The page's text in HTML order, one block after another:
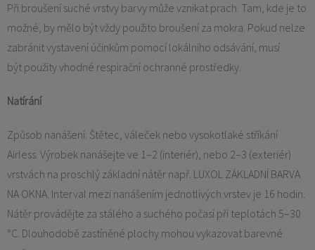
Při broušení suché vrstvy barvy může vznikat prach. Tam, kde je to
možné, by mělo být vždy použito broušení za mokra. Pokud nelze
zabránit vystavení účinkům pomocí lokálního odsávání, musí
být použity vhodné respirační ochranné prostředky.
Natírání
Způsob nanášení: Štětec, váleček nebo vysokotlaké stříkání
Airless. Výrobek nanášejte ve 1–2 (interiér), nebo 2–3 (exteriér)
vrstvách na proschlý základní nátěr např. LUXOL ZÁKLADNÍ BARVA
NA OKNA. Interval mezi nanášením jednotlivých vrstev je 16 hodin.
Nátěr provádějte za stálého a suchého počasí při teplotách 5–30
°C. Dlouhodobě zastíněné plochy mohou vykazovat barevné